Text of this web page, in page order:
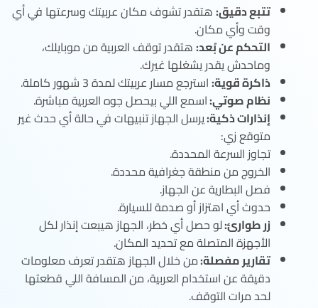
تتبع دقيق:هتقدر تشوف مكان عربيتك وسرعتها في أي
وقت وأي مكان.
التحكم عن بُعد:هتقدر توقف العربية من موبايلك،
وماحدش يقدر يشغلها غيرك.
ذاكرة قوية:استرجع مسار عربيتك لمدة 3 شهور كاملة.
نظام صوتي:اسمع اللي بيحصل جوه العربية مباشرة.
إنذارات ذكية:يرسل الجهاز تنبيهات في حالة أي حدث غير
متوقع زي:
تجاوز السرعة المحددة.
الخروج من منطقة جغرافية محددة.
فصل البطارية عن الجهاز.
حدوث أي اهتزاز أو صدمة للسيارة.
زر طوارئ:لو حصل أي خطر، الجهاز هيبعت إنذار لكل
الأجهزة المتصلة مع تحديد المكان.
تقارير مفصلة:من خلال الجهاز هتقدر تعرف معلومات
دقيقة عن استخدام العربية، من المسافة اللي قطعتها
لحد مرات التوقف.